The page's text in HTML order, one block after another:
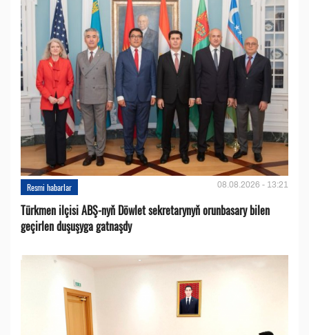
Resmi habarlar 08.08.2026 - 13:21
Türkmen ilçisi ABŞ-nyň Döwlet sekretarynyň orunbasary bilen
geçirlen duşuşyga gatnaşdy